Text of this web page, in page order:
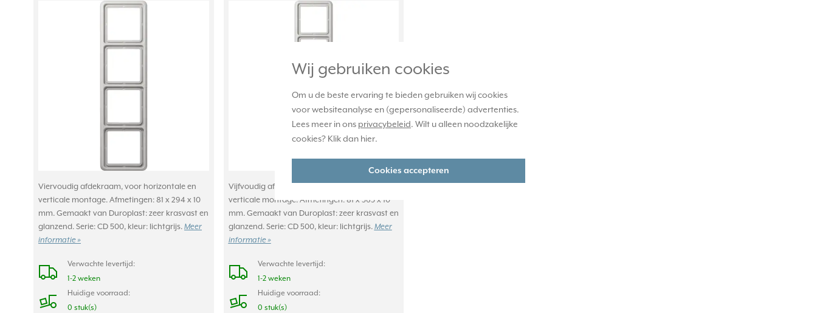
Wij gebruiken cookies
Om u de beste ervaring te bieden gebruiken wij cookies
voor websiteanalyse en (gepersonaliseerde) advertenties.
Lees meer in ons privacybeleid. Wilt u alleen noodzakelijke
cookies? Klik dan hier.
Cookies accepteren
Viervoudig afdekraam, voor horizontale en
verticale montage. Afmetingen: 81 x 294 x 10
mm. Gemaakt van Duroplast: zeer krasvast en
glanzend. Serie: CD 500, kleur: lichtgrijs. Meer
informatie »
Verwachte levertijd:
1-2 weken
Huidige voorraad:
0 stuk(s)
Vijfvoudig afdekraam, voor horizontale en
verticale montage. Afmetingen: 81 x 365 x 10
mm. Gemaakt van Duroplast: zeer krasvast en
glanzend. Serie: CD 500, kleur: lichtgrijs. Meer
informatie »
Verwachte levertijd:
1-2 weken
Huidige voorraad:
0 stuk(s)